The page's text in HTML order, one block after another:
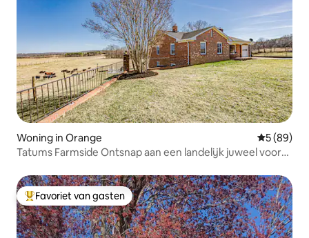
Woning in Orange
5 (89)
Tatums Farmside Ontsnap aan een landelijk juweel voor
Topfavoriet van gasten
Favoriet van gasten